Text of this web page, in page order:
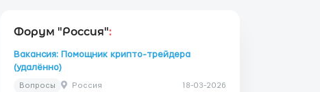
Форум "Россия":
Вакансия: Помощник крипто-трейдера
(удалённо)
Вопросы Россия 18-03-2026